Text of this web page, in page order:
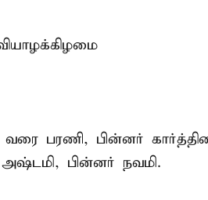
பரணி, பின்னர்
பின்னர் நவமி.